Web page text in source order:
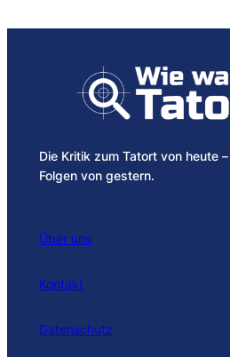
Die Kritik zum Tatort von heute
Folgen von gestern.
Über uns
Kontakt
Datenschutz